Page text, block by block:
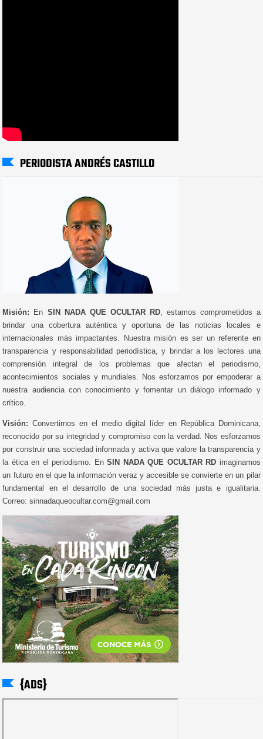
PERIODISTA ANDRÉS CASTILLO
Misión: En SIN NADA QUE OCULTAR RD, estamos comprometidos a
brindar una cobertura auténtica y oportuna de las noticias locales e
internacionales más impactantes. Nuestra misión es ser un referente en
transparencia y responsabilidad periodística, y brindar a los lectores una
comprensión integral de los problemas que afectan el periodismo,
acontecimientos sociales y mundiales. Nos esforzamos por empoderar a
nuestra audiencia con conocimiento y fomentar un diálogo informado y
crítico.
Visión: Convertirnos en el medio digital líder en República Dominicana,
reconocido por su integridad y compromiso con la verdad. Nos esforzamos
por construir una sociedad informada y activa que valore la transparencia y
la ética en el periodismo. EnSIN NADA QUE OCULTAR RD imaginamos
un futuro en el que la información veraz y accesible se convierte en un pilar
fundamental en el desarrollo de una sociedad más justa e igualitaria.
Correo: sinnadaqueocultar.com@gmail.com
{ADS}